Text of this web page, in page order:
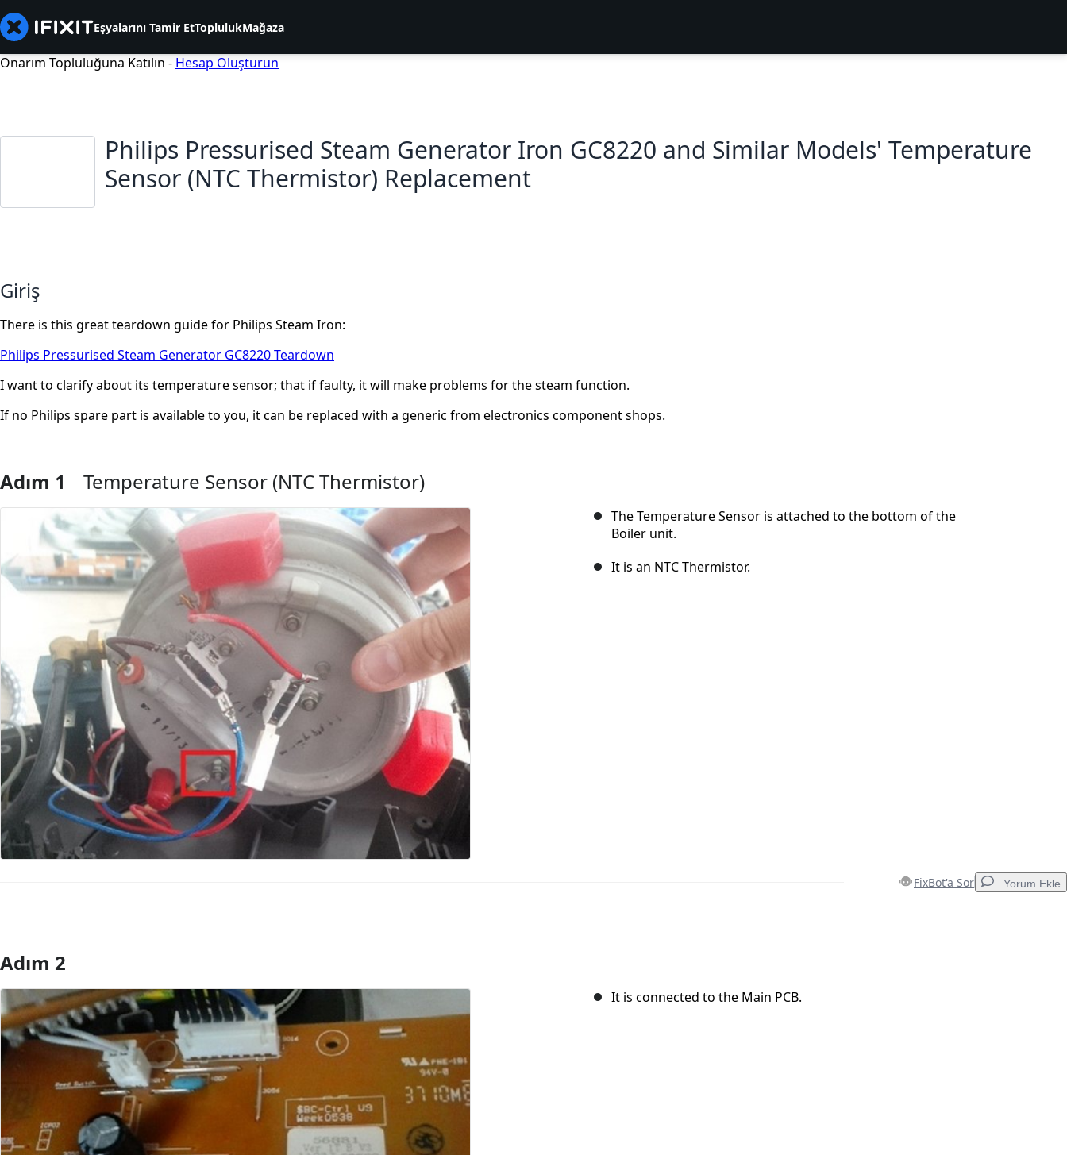
Eşyalarını Tamir EtToplulukMağaza
Onarım Topluluğuna Katılın - Hesap Oluşturun
Philips Pressurised Steam Generator Iron GC8220 and Similar Models' Temperature
Sensor (NTC Thermistor) Replacement
Giriş
There is this great teardown guide for Philips Steam Iron:
Philips Pressurised Steam Generator GC8220 Teardown
I want to clarify about its temperature sensor; that if faulty, it will make problems for the steam function.
If no Philips spare part is available to you, it can be replaced with a generic from electronics component shops.
Adım 1 Temperature Sensor (NTC Thermistor)
The Temperature Sensor is attached to the bottom of the
Boiler unit.
It is an NTC Thermistor.
FixBot'a Sor Yorum Ekle
Yorum Ekle
Adım 2
It is connected to the Main PCB.